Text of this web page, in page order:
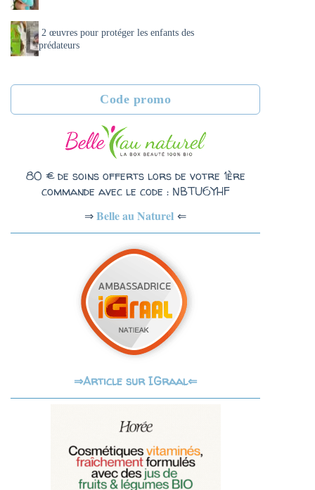
2 œuvres pour protéger les enfants des
prédateurs
Code promo
80 € de soins offerts lors de votre 1ère
commande avec le code : NBTU6YHF
⇒Belle au Naturel ⇐
⇒Article sur IGraal⇐